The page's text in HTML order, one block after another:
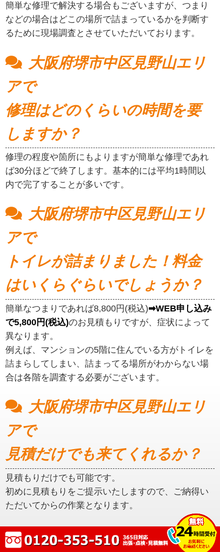
簡単な修理で解決する場合もございますが、つまり
などの場合はどこの場所で詰まっているかを判断す
るために現場調査とさせていただいております。
大阪府堺市中区見野山エリ
アで
修理はどのくらいの時間を要
しますか？
修理の程度や箇所にもよりますが簡単な修理であれ
ば30分ほどで終了します。基本的には平均1時間以
内で完了することが多いです。
大阪府堺市中区見野山エリ
アで
トイレが詰まりました！料金
はいくらぐらいでしょうか？
簡単なつまりであれば8,800円(税込)➡WEB申し込み
で5,800円(税込)のお見積もりですが、症状によって
異なります。
例えば、マンションの5階に住んでいる方がトイレを
詰まらしてしまい、詰まってる場所がわからない場
合は各階を調査する必要がございます。
大阪府堺市中区見野山エリ
アで
見積だけでも来てくれるか？
見積もりだけでも可能です。
初めに見積もりをご提示いたしますので、ご納得い
ただいてからの作業となります。
大阪府堺市中区見野山エリ